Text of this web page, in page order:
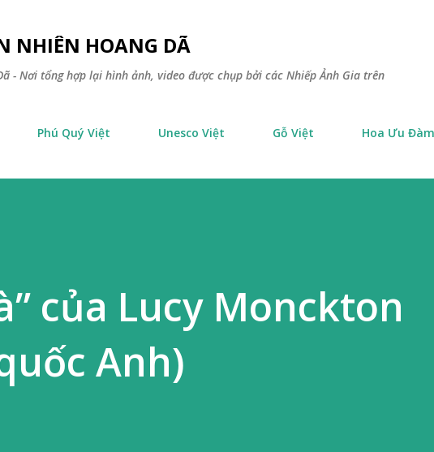
NHIÊN HOANG DÃ
- Nơi tổng hợp lại hình ảnh, video được chụp bởi các Nhiếp Ảnh Gia trên
Phú Quý Việt Unesco Việt Gỗ Việt Hoa Ưu Đàm
của Lucy Monckton
Anh)